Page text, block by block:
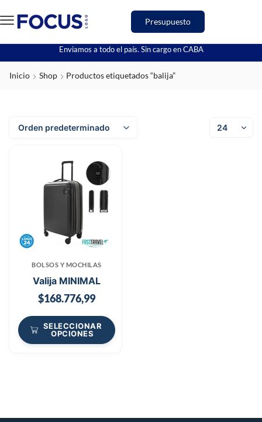
Presupuesto
Enviamos a todo el país. Sin cargo en CABA
Inicio Shop Productos etiquetados “balija”
BOLSOS Y MOCHILAS
Valija MINIMAL
$168.776,99
SELECCIONAR
OPCIONES